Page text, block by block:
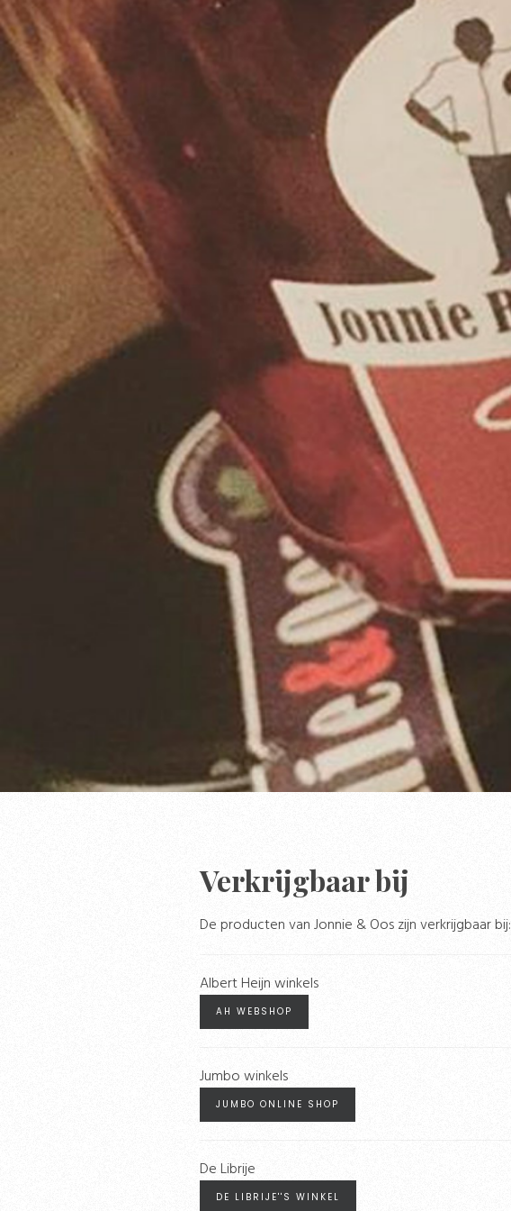
Verkrijgbaar bij
De producten van Jonnie & Oos zijn verkrijgbaar bij:
Albert Heijn winkels
AH WEBSHOP
Jumbo winkels
JUMBO ONLINE SHOP
De Librije
DE LIBRIJE''S WINKEL